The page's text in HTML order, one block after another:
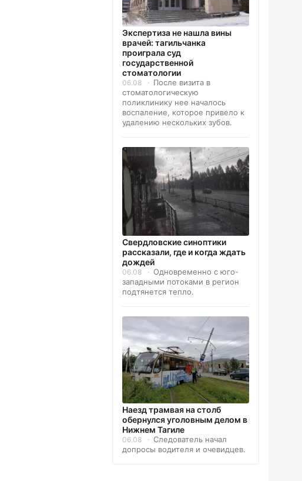
Экспертиза не нашла вины
врачей: тагильчанка
проиграла суд
государственной
стоматологии
06.08
После визита в
стоматологическую
поликлинику нее началось
воспаление, которое привело к
удалению нескольких зубов.
Свердловские синоптики
рассказали, где и когда ждать
дождей
06.08
Одновременно с юго-
западными потоками в регион
подтянется тепло.
Наезд трамвая на столб
обернулся уголовным делом в
Нижнем Тагиле
06.08
Следователь начал
допросы водителя и очевидцев.